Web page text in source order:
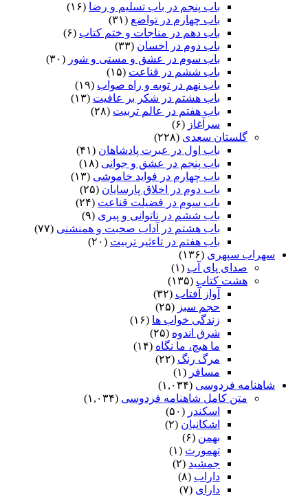
باب پنجم در باب تسلیم و رضا (۱۶)
باب چهارم در تواضع (۳۱)
باب دهم در مناجات و ختم کتاب (۶)
باب دوم در احسان (۳۳)
باب سوم در عشق و مستی و شور (۳۰)
باب ششم در قناعت (۱۵)
باب نهم در توبه و راه صواب (۱۹)
باب هشتم در شکر بر عافیت (۱۳)
باب هفتم در عالم تربیت (۲۸)
سرآغاز (۶)
گلستان سعدی (۲۲۸)
باب اول در عبرت پادشاهان (۴۱)
باب پنجم در عشق و جوانى (۱۸)
باب چهارم در فواید خاموشى (۱۳)
باب دوم در اخلاق پارسایان (۲۵)
باب سوم در فضیلت قناعت (۲۴)
باب ششم در ناتوانى و پیرى (۹)
باب هشتم در آداب صحبت و همنشنى (۷۷)
باب هفتم در تاءثیر تربیت (۲۰)
سهراب سپهری (۱۳۶)
صدای پای آب (۱)
هشت کتاب (۱۳۵)
آواز آفتاب (۳۲)
حجم سبز (۲۵)
زندگی خواب ها (۱۶)
شرق اندوه (۲۵)
ما هیچ، ما نگاه (۱۴)
مرگ رنگ (۲۲)
مسافر (۱)
شاهنامه فردوسی (۱,۰۳۴)
متن کامل شاهنامه فردوسی (۱,۰۳۴)
اسکندر (۵۰)
اشکانیان (۲)
بهمن (۶)
تهمورث (۱)
جمشید (۲)
داراب (۸)
دارای (۷)